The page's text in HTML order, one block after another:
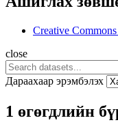
Creative
close
Дараахаар эрэмбэлэх
1 өгөгдлийн